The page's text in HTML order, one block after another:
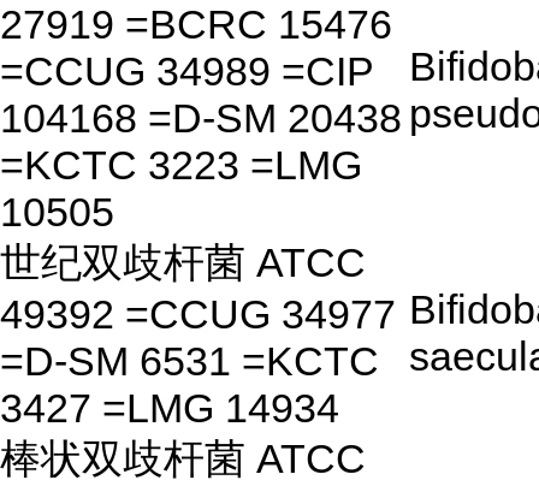
27919 =BCRC 15476
=CCUG 34989 =CIP
104168 =D-SM 20438
=KCTC 3223 =LMG
10505
世纪双歧杆菌 ATCC
49392 =CCUG 34977
=D-SM 6531 =KCTC
3427 =LMG 14934
棒状双歧杆菌 ATCC